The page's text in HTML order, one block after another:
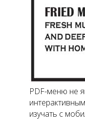
PDF-меню не
изучать с